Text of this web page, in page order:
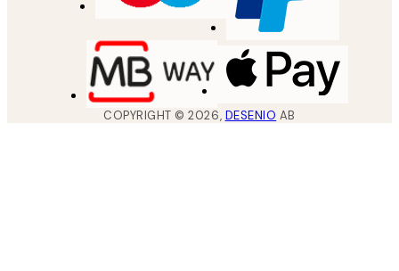
COPYRIGHT ©2026, DESENIO AB